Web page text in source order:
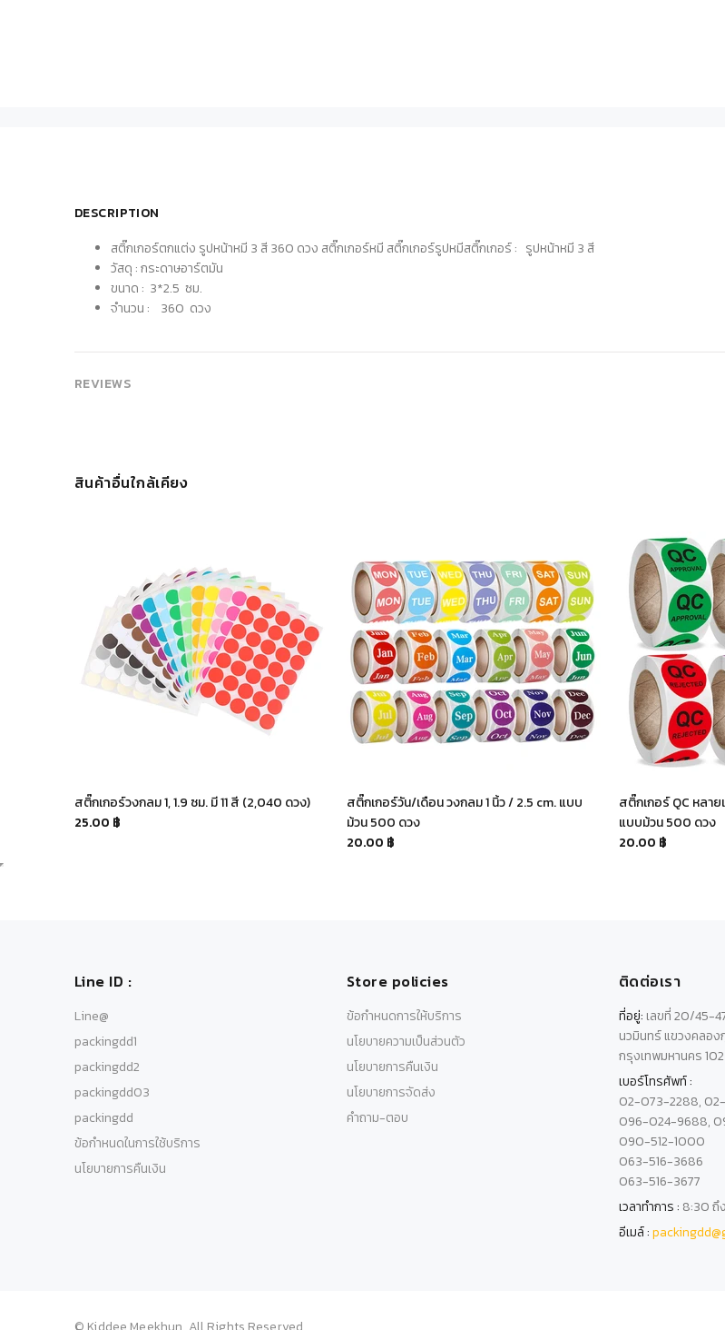
DESCRIPTION
สติ๊กเกอร์ตกแต่ง รูปหน้าหมี 3 สี 360 ดวง สติ๊กเกอร์หมี สติ๊กเกอร์รูปหมีสติ๊กเกอร์ : รูปหน้าหมี 3 สี
วัสดุ : กระดาษอาร์ตมัน
ขนาด : 3*2.5 ซม.
จำนวน : 360 ดวง
REVIEWS
สินค้าอื่นใกล้เคียง
สติ๊กเกอร์วงกลม 1, 1.9 ซม. มี 11 สี (2,040 ดวง)
25.00 ฿
สติ๊กเกอร์วัน/เดือน วงกลม 1 นิ้ว / 2.5 cm. แบบ
ม้วน 500 ดวง
20.00 ฿
สติ๊กเกอร์ QC หลา
แบบม้วน 500 ดวง
20.00 ฿
Line ID :
Line@
packingdd1
packingdd2
packingdd03
packingdd
ข้อกำหนดในการใช้บริการ
นโยบายการคืนเงิน
Store policies
ข้อกำหนดการให้บริการ
นโยบายความเป็นส่วนตัว
นโยบายการคืนเงิน
นโยบายการจัดส่ง
คำถาม-ตอบ
ติดต่อเรา
ที่อยู่: เลขที่ 20/45-
นวมินทร์ แขวงคลอง
กรุงเทพมหานคร
เบอร์โทรศัพท์ :
02-073-2288,
096-024-9688,
090-512-1000
063-516-3686
063-516-3677
เวลาทำการ : 8:30 ถึ
อีเมล์ :